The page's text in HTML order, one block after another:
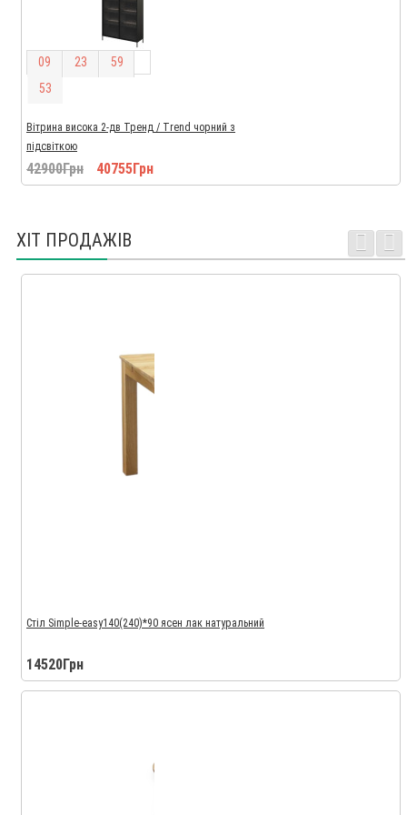
09 23 59
52
Вітрина висока 2-дв Тренд / Trend чорний з
підсвіткою
42900Грн 40755Грн
ХІТ ПРОДАЖІВ
Стіл Simple-easy140(240)*90 ясен лак натуральний
14520Грн